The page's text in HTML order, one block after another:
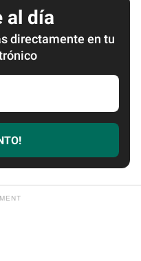
al día
directamente en tu